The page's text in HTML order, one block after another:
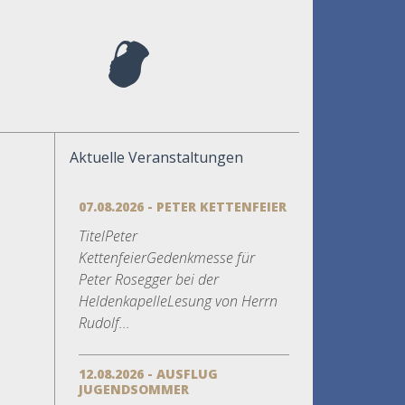
Aktuelle Veranstaltungen
07.08.2026 - PETER KETTENFEIER
TitelPeter
KettenfeierGedenkmesse für
Peter Rosegger bei der
HeldenkapelleLesung von Herrn
Rudolf...
12.08.2026 - AUSFLUG
JUGENDSOMMER